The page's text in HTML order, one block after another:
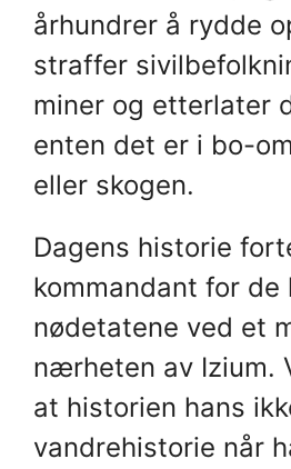
århundrer å rydde
straffer
miner og etterlater
enten det er i bo-
eller skogen.
Dagens historie
kommandant for de
nødetatene ved et
nærheten av Izium.
at historien hans
vandrehistorie når